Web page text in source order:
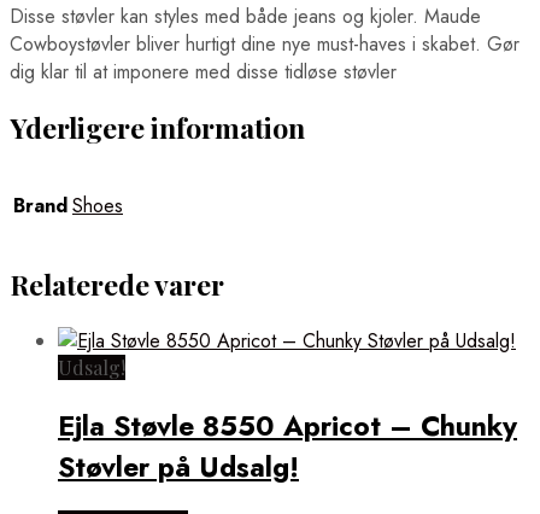
Disse støvler kan styles med både jeans og kjoler. Maude
Cowboystøvler bliver hurtigt dine nye must-haves i skabet. Gør
dig klar til at imponere med disse tidløse støvler
Yderligere information
BrandShoes
Relaterede varer
Udsalg!
Ejla Støvle 8550 Apricot – Chunky
Støvler på Udsalg!